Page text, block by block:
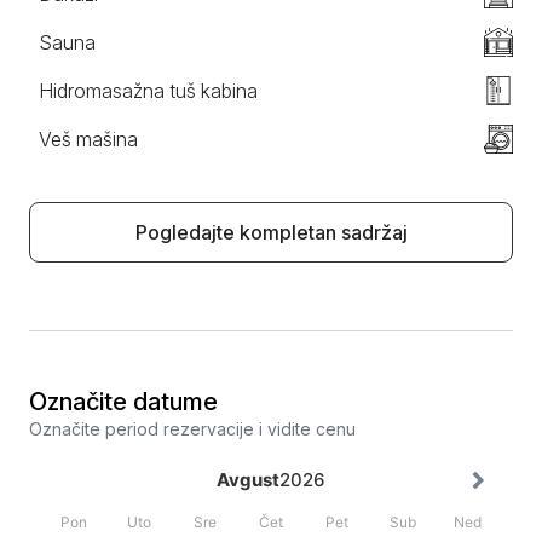
Sauna
Hidromasažna tuš kabina
Veš mašina
Pogledajte kompletan sadržaj
Označite datume
Označite period rezervacije i vidite cenu